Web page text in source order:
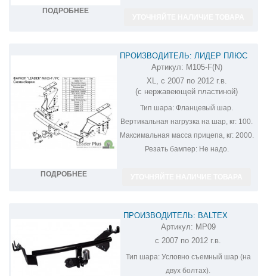
ПОДРОБНЕЕ
ПОДРОБНЕЕ
ПРОИЗВОДИТЕЛЬ: ЛИДЕР ПЛЮС
ФАРКОП НА MITSUBISHI OUTLANDER
XL M105-F(N)
Артикул: M105-F(N)
XL, с 2007 по 2012 г.в.
(с нержавеющей пластиной)
Тип шара: Фланцевый шар.
Вертикальная нагрузка на шар, кг: 100.
Максимальная масса прицепа, кг:2000.
Резать бампер:Не надо.
ПРОИЗВОДИТЕЛЬ: BALTEX
ФАРКОП НА MITSUBISHI OUTLANDER
MP09
Артикул: MP09
с 2007 по 2012 г.в.
Тип шара:Условно съемный шар (на
двух болтах).